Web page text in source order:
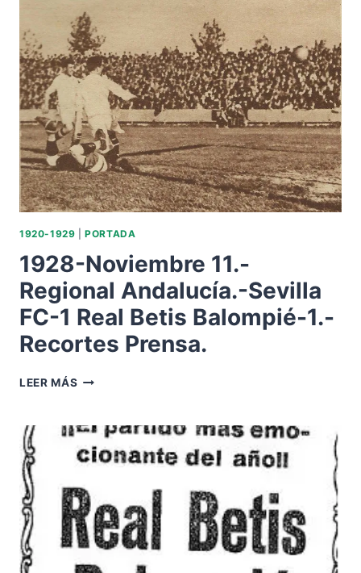
BETIS
1
SEVILLA
1
EN
EL
CAMPEONATO
DE
ANDALUCÍA.
1920-1929 |PORTADA
1928-Noviembre 11.-
Regional Andalucía.-Sevilla
FC-1 Real Betis Balompié-1.-
Recortes Prensa.
LEER MÁS 1928-
REGIONAL
ANDALUCÍA.-
SEVILLA
1
REAL
BETIS
BALOMPIÉ-1.-
RECORTES